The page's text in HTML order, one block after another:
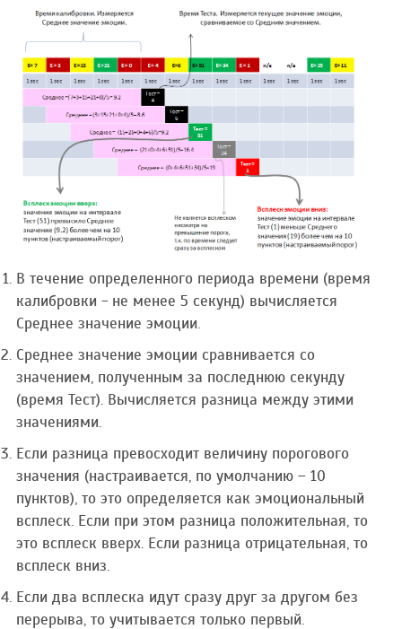
В течение определенного периода времени (время
калибровки - не менее 5 секунд) вычисляется
Среднее значение эмоции.
Среднее значение эмоции сравнивается со
значением, полученным за последнюю секунду
(время Тест). Вычисляется разница между этими
значениями.
Если разница превосходит величину порогового
значения (настраивается, по умолчанию – 10
пунктов), то это определяется как эмоциональный
всплеск. Если при этом разница положительная, то
это всплеск вверх. Если разница отрицательная, то
всплеск вниз.
Если два всплеска идут сразу друг за другом без
перерыва, то учитывается только первый.